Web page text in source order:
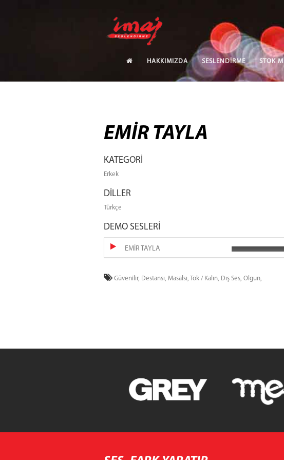
HAKKIMIZDA SESLENDİRME STOK
EMİR TAYLA
KATEGORİ
Erkek
DİLLER
Türkçe
DEMO SESLERİ
EMİR TAYLA
Güvenilir, Destansı, Masalsı, Tok / Kalın, Dış Ses, Olgun,